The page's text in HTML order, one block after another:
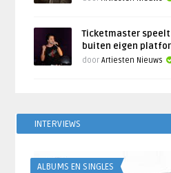
Ticketmaster
buiten eigen
doorArtiesten Nieuws
INTERVIEWS
ALBUMS EN SINGLES